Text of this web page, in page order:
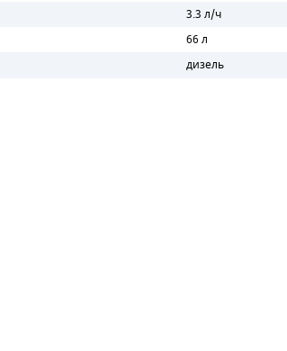
3.3 л/ч
66 л
дизель